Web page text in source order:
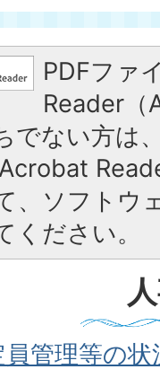
PDFファ
Reader（
でない方は
、ソフトウ
ください。
管理等の状